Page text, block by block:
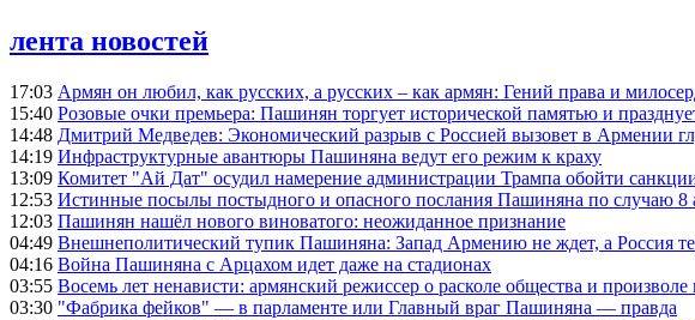
лента новостей
17:03 Армян он любил, как русских, а русских – как армян: Гений права и
15:40 Розовые очки премьера: Пашинян торгует исторической памятью и
14:48 Дмитрий Медведев: Экономический разрыв с Россией вызовет в Армении
14:19 Инфраструктурные авантюры Пашиняна ведут его режим к краху
13:09 Комитет "Ай Дат" осудил намерение администрации Трампа обойти
12:53 Истинные посылы постыдного и опасного послания Пашиняна по случаю 8
12:03 Пашинян нашёл нового виноватого: неожиданное признание
04:49 Внешнеполитический тупик Пашиняна: Запад Армению не ждет, а Россия
04:16 Война Пашиняна с Арцахом идет даже на стадионах
03:55 Восемь лет ненависти: армянский режиссер о расколе общества и произволе
03:30 "Фабрика фейков" — в парламенте или Главный враг Пашиняна — правда